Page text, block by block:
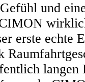
und
erste echte
langen